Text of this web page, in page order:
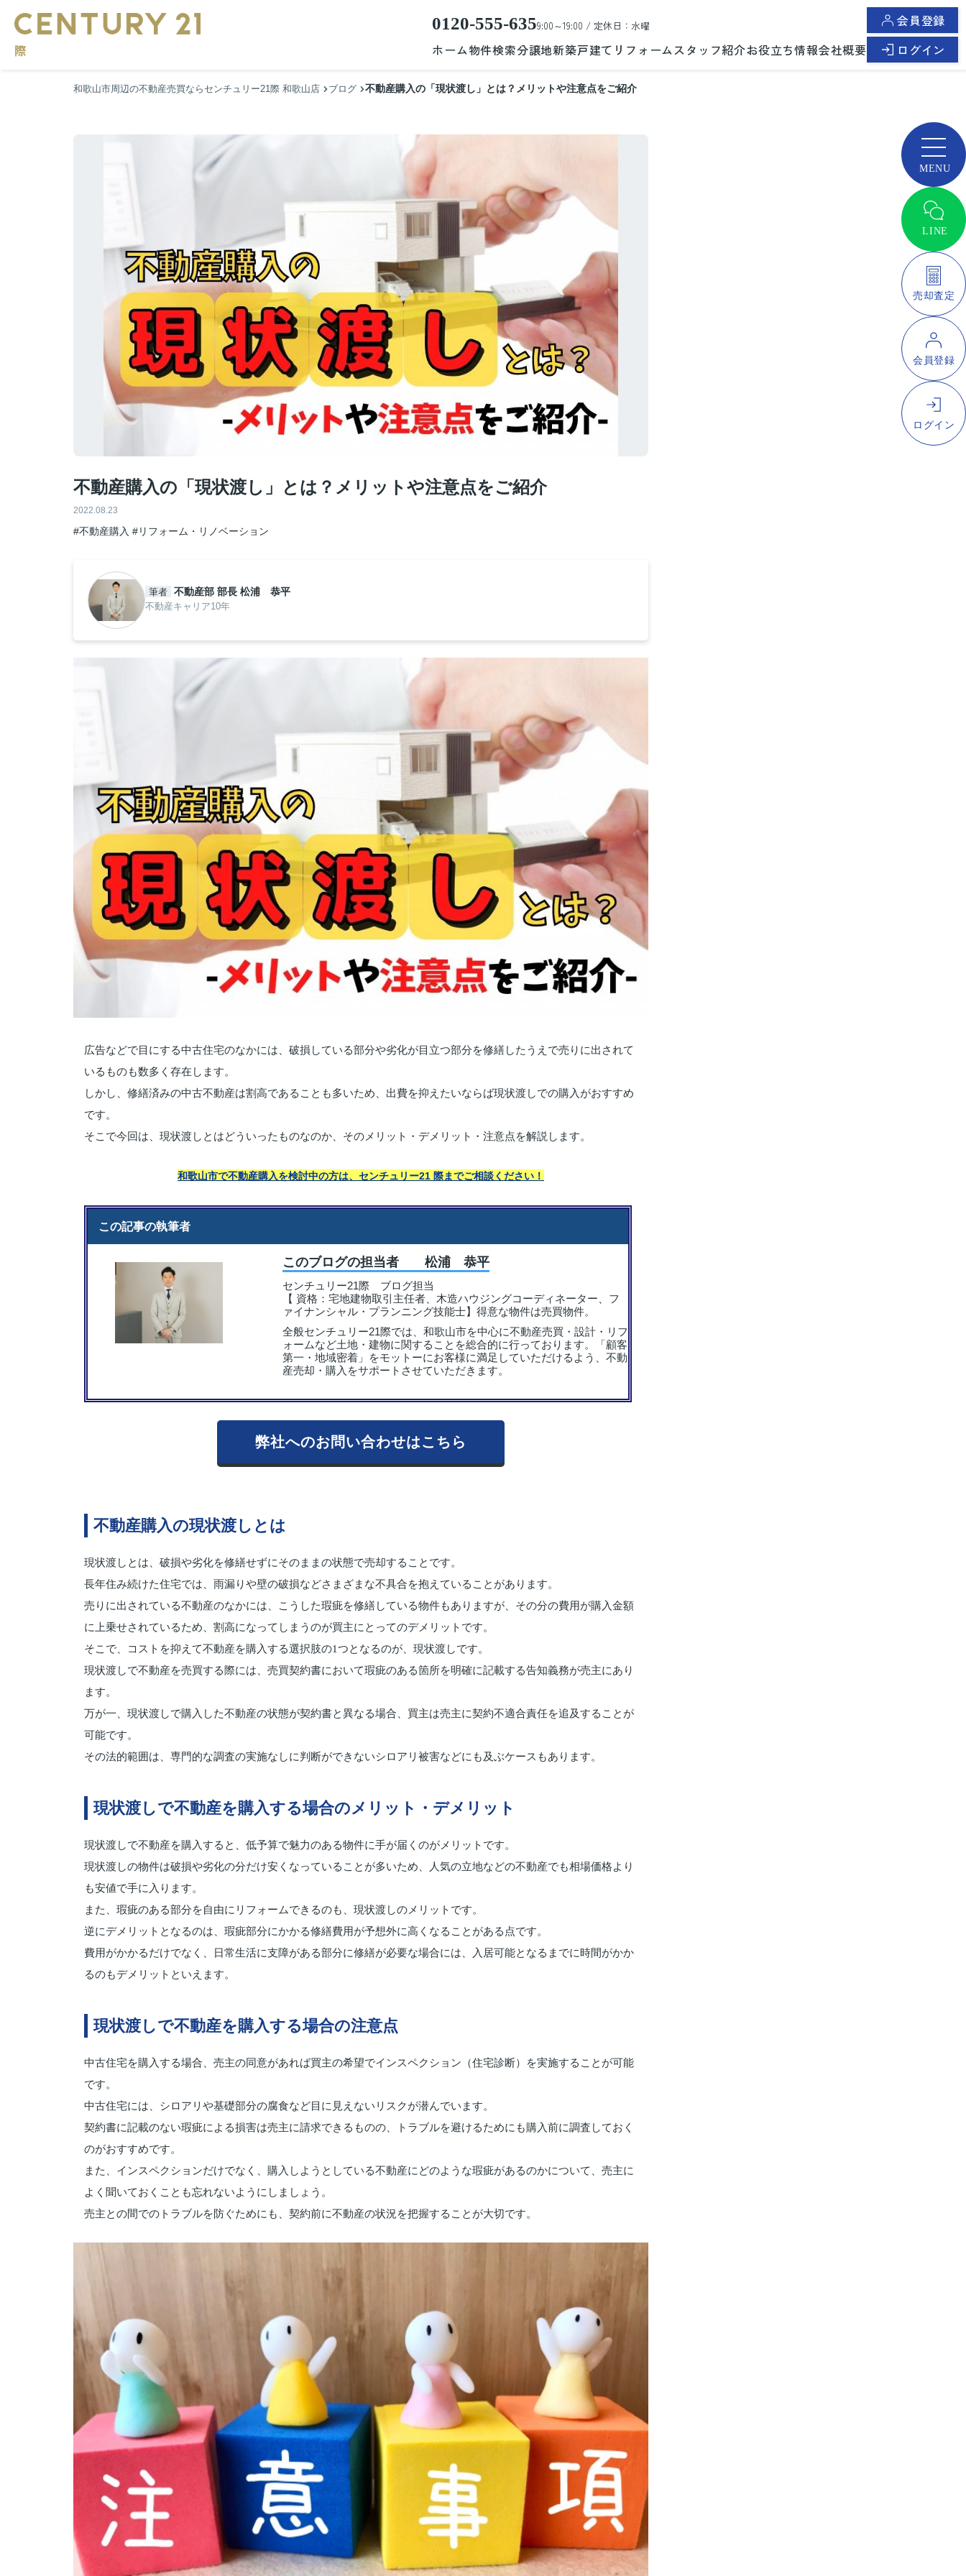
0120-555-6359:00～19:00 / 定休日：水曜
ホーム物件検索分譲地新築戸建て リフォーム スタッフ紹介お役立ち情報会社概要
会員登録
ログイン
和歌山市周辺の不動産売買ならセンチュリー21際 和歌山店 ブログ 不動産購入の「現状渡し」とは？メリットや注意点をご紹介
不動産購入の「現状渡し」とは？メリットや注意点をご紹介
2022.08.23
#不動産購入 #リフォーム・リノベーション
筆者 不動産部 部長 松浦 恭平
不動産キャリア10年
広告などで目にする中古住宅のなかには、破損している部分や劣化が目立つ部分を修繕したうえで売りに出されて
いるものも数多く存在します。
しかし、修繕済みの中古不動産は割高であることも多いため、出費を抑えたいならば現状渡しでの購入がおすすめ
です。
そこで今回は、現状渡しとはどういったものなのか、そのメリット・デメリット・注意点を解説します。
和歌山市で不動産購入を検討中の方は、センチュリー21 際までご相談ください！
この記事の執筆者
このブログの担当者 松浦 恭平
センチュリー21際 ブログ担当
【 資格：宅地建物取引主任者、木造ハウジングコーディネーター、フ
ァイナンシャル・プランニング技能士】得意な物件は売買物件。
全般センチュリー21際では、和歌山市を中心に不動産売買・設計・リフ
ォームなど土地・建物に関することを総合的に行っております。「顧客
第一・地域密着」をモットーにお客様に満足していただけるよう、不動
産売却・購入をサポートさせていただきます。
弊社へのお問い合わせはこちら
不動産購入の現状渡しとは
現状渡しとは、破損や劣化を修繕せずにそのままの状態で売却することです。
長年住み続けた住宅では、雨漏りや壁の破損などさまざまな不具合を抱えていることがあります。
売りに出されている不動産のなかには、こうした瑕疵を修繕している物件もありますが、その分の費用が購入金額
に上乗せされているため、割高になってしまうのが買主にとってのデメリットです。
そこで、コストを抑えて不動産を購入する選択肢の1つとなるのが、現状渡しです。
現状渡しで不動産を売買する際には、売買契約書において瑕疵のある箇所を明確に記載する告知義務が売主にあり
ます。
万が一、現状渡しで購入した不動産の状態が契約書と異なる場合、買主は売主に契約不適合責任を追及することが
可能です。
その法的範囲は、専門的な調査の実施なしに判断ができないシロアリ被害などにも及ぶケースもあります。
現状渡しで不動産を購入する場合のメリット・デメリット
現状渡しで不動産を購入すると、低予算で魅力のある物件に手が届くのがメリットです。
現状渡しの物件は破損や劣化の分だけ安くなっていることが多いため、人気の立地などの不動産でも相場価格より
も安値で手に入ります。
また、瑕疵のある部分を自由にリフォームできるのも、現状渡しのメリットです。
逆にデメリットとなるのは、瑕疵部分にかかる修繕費用が予想外に高くなることがある点です。
費用がかかるだけでなく、日常生活に支障がある部分に修繕が必要な場合には、入居可能となるまでに時間がかか
るのもデメリットといえます。
現状渡しで不動産を購入する場合の注意点
中古住宅を購入する場合、売主の同意があれば買主の希望でインスペクション（住宅診断）を実施することが可能
です。
中古住宅には、シロアリや基礎部分の腐食など目に見えないリスクが潜んでいます。
契約書に記載のない瑕疵による損害は売主に請求できるものの、トラブルを避けるためにも購入前に調査しておく
のがおすすめです。
また、インスペクションだけでなく、購入しようとしている不動産にどのような瑕疵があるのかについて、売主に
よく聞いておくことも忘れないようにしましょう。
売主との間でのトラブルを防ぐためにも、契約前に不動産の状況を把握することが大切です。